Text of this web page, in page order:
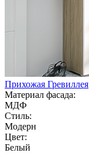
Прихожая Гревиллея
Материал фасада:
МДФ
Стиль:
Модерн
Цвет:
Белый